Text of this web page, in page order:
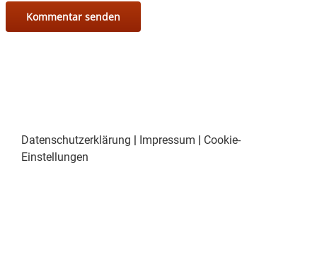
Datenschutzerklärung | Impressum | Cookie-
Einstellungen